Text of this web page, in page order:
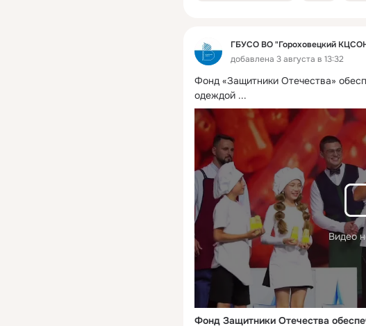
ГБУСО ВО "Гороховецкий
добавлена 3 августа в 13:32
Фонд «Защитники Отечества»
одеждой ...
Видео